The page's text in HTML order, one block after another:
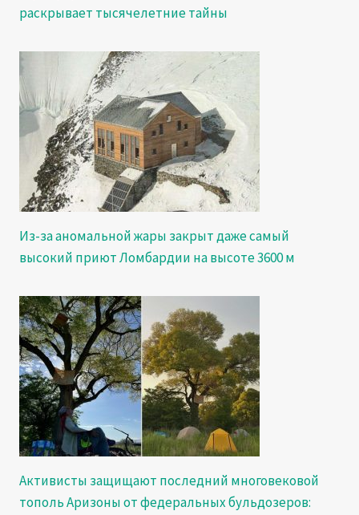
раскрывает тысячелетние тайны
Из-за аномальной жары закрыт даже самый
высокий приют Ломбардии на высоте 3600 м
Активисты защищают последний многовековой
тополь Аризоны от федеральных бульдозеров: